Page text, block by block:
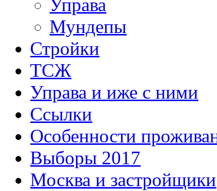
Управа
Мундепы
Стройки
ТСЖ
Управа и иже с ними
Ссылки
Особенности
Выборы 2017
Москва и застройщики